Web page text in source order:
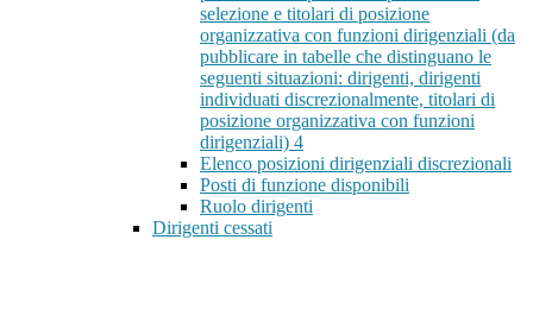
selezione e titolari di posizione
organizzativa con funzioni dirigenziali (da
pubblicare in tabelle che distinguano le
seguenti situazioni: dirigenti, dirigenti
individuati discrezionalmente, titolari di
posizione organizzativa con funzioni
dirigenziali) 4
Elenco posizioni dirigenziali discrezionali
Posti di funzione disponibili
Ruolo dirigenti
Dirigenti cessati